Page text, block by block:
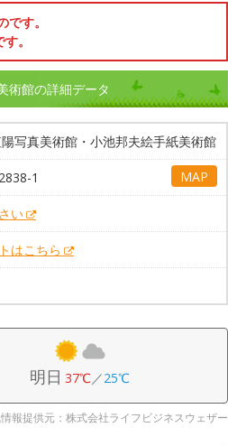
す。
。
術館の詳細データ
写真美術館・小池邦夫絵手紙美術館
1 MAP
い
はこちら
明日 37℃／25℃
報提供元：株式会社ライフビジネスウェザー